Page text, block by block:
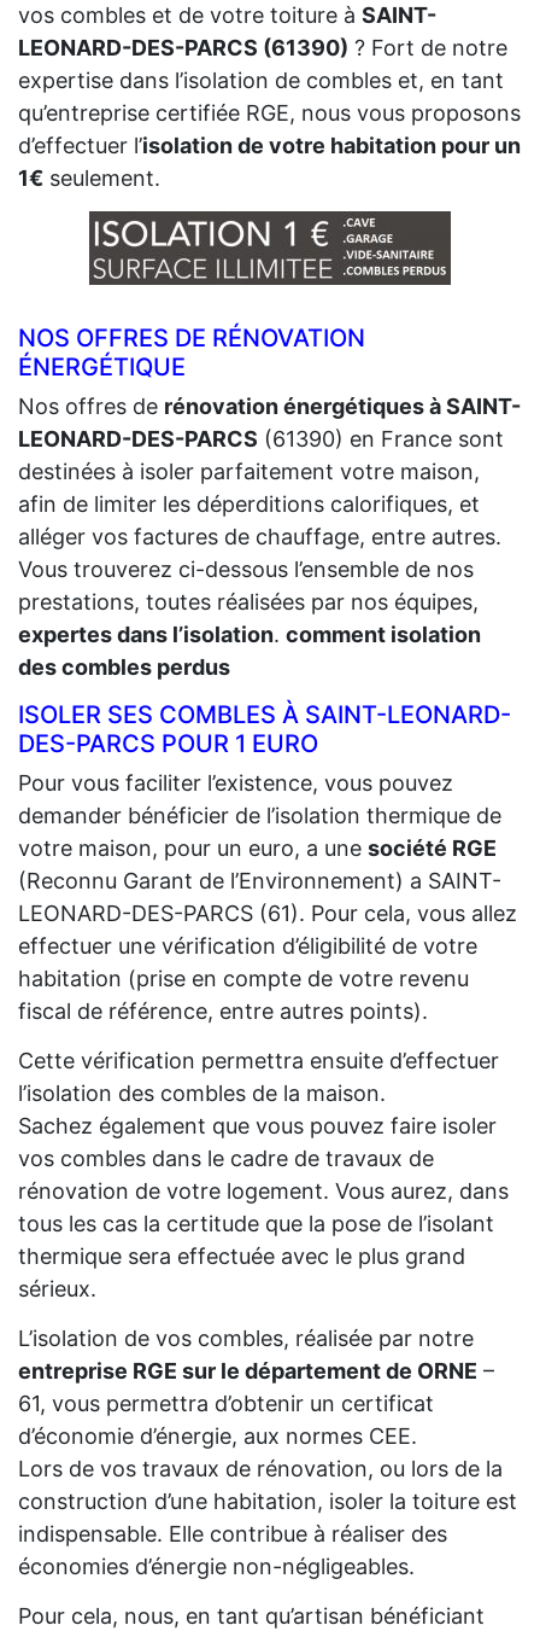
vos combles et de votre toiture à SAINT-
LEONARD-DES-PARCS (61390) ? Fort de notre
expertise dans l’isolation de combles et, en tant
qu’entreprise certifiée RGE, nous vous proposons
d’effectuer l’isolation de votre habitation pour un
1€ seulement.
NOS OFFRES DE RÉNOVATION
ÉNERGÉTIQUE
Nos offres de rénovation énergétiques à SAINT-
LEONARD-DES-PARCS (61390) en France sont
destinées à isoler parfaitement votre maison,
afin de limiter les déperditions calorifiques, et
alléger vos factures de chauffage, entre autres.
Vous trouverez ci-dessous l’ensemble de nos
prestations, toutes réalisées par nos équipes,
expertes dans l’isolation. comment isolation
des combles perdus
ISOLER SES COMBLES À SAINT-LEONARD-
DES-PARCS POUR 1 EURO
Pour vous faciliter l’existence, vous pouvez
demander bénéficier de l’isolation thermique de
votre maison, pour un euro, a une société RGE
(Reconnu Garant de l’Environnement) a SAINT-
LEONARD-DES-PARCS (61). Pour cela, vous allez
effectuer une vérification d’éligibilité de votre
habitation (prise en compte de votre revenu
fiscal de référence, entre autres points).
Cette vérification permettra ensuite d’effectuer
l’isolation des combles de la maison.
Sachez également que vous pouvez faire isoler
vos combles dans le cadre de travaux de
rénovation de votre logement. Vous aurez, dans
tous les cas la certitude que la pose de l’isolant
thermique sera effectuée avec le plus grand
sérieux.
L’isolation de vos combles, réalisée par notre
entreprise RGE sur le département de ORNE –
61, vous permettra d’obtenir un certificat
d’économie d’énergie, aux normes CEE.
Lors de vos travaux de rénovation, ou lors de la
construction d’une habitation, isoler la toiture est
indispensable. Elle contribue à réaliser des
économies d’énergie non-négligeables.
Pour cela, nous, en tant qu’artisan bénéficiant